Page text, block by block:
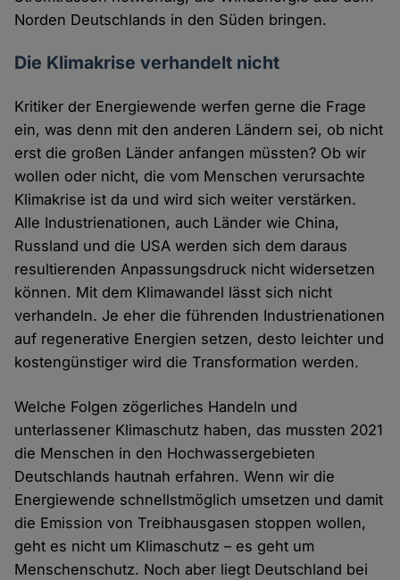
Norden Deutschlands in den Süden bringen.
Die Klimakrise verhandelt nicht
Kritiker der Energiewende werfen gerne die Frage
ein, was denn mit den anderen Ländern sei, ob nicht
erst die großen Länder anfangen müssten? Ob wir
wollen oder nicht, die vom Menschen verursachte
Klimakrise ist da und wird sich weiter verstärken.
Alle Industrienationen, auch Länder wie China,
Russland und die USA werden sich dem daraus
resultierenden Anpassungsdruck nicht widersetzen
können. Mit dem Klimawandel lässt sich nicht
verhandeln. Je eher die führenden Industrienationen
auf regenerative Energien setzen, desto leichter und
kostengünstiger wird die Transformation werden.
Welche Folgen zögerliches Handeln und
unterlassener Klimaschutz haben, das mussten 2021
die Menschen in den Hochwassergebieten
Deutschlands hautnah erfahren. Wenn wir die
Energiewende schnellstmöglich umsetzen und damit
die Emission von Treibhausgasen stoppen wollen,
geht es nicht um Klimaschutz – es geht um
Menschenschutz. Noch aber liegt Deutschland bei